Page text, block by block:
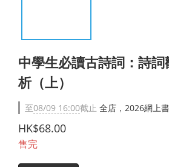
中學生必讀古詩詞：詩
析（上）
至08/09 16:00截止 全店，2026網上
HK$68.00
售完